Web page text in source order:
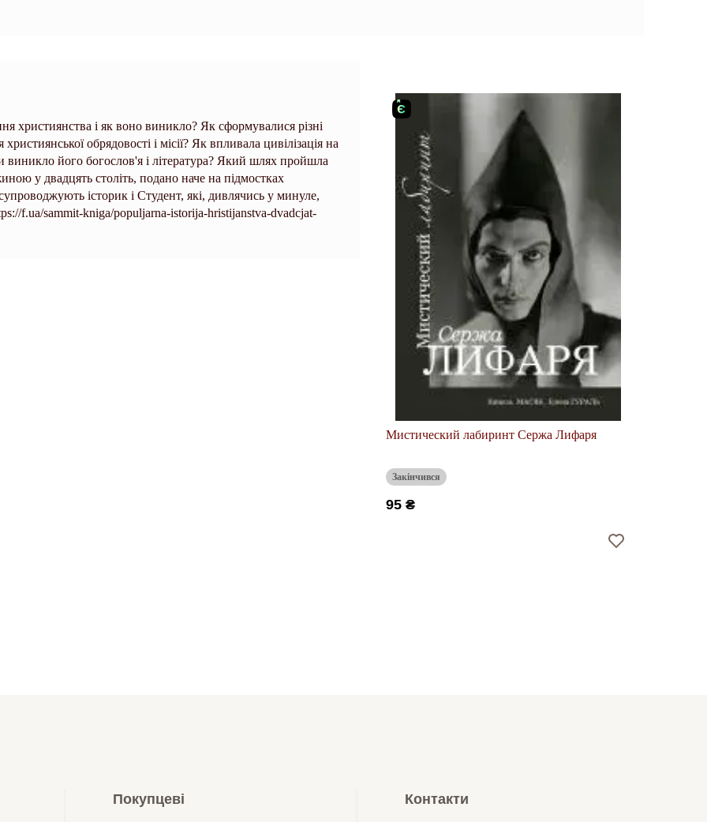
християнства і як воно виникло? Як сформувалися різні
обрядовості і місії? Як впливала цивілізація на
виникло його богослов'я і література? Який шлях пройшла
у двадцять століть, подано наче на підмостках
історик і Студент, які, дивлячись у минуле,
f.ua/sammit-kniga/populjarna-istorija-hristijanstva-dvadcjat-
Мистический лабиринт Сержа Лифаря
Закінчився
95 ₴
Покупцеві Контакти